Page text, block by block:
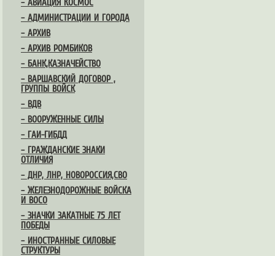
– АВИАЦИЯ КОСМОС
– АДМИНИСТРАЦИИ И ГОРОДА
– АРХИВ
– АРХИВ РОМБИКОВ
– БАНК,КАЗНАЧЕЙСТВО
– ВАРШАВСКИЙ ДОГОВОР ,
ГРУППЫ ВОЙСК
– ВДВ
– ВООРУЖЕННЫЕ СИЛЫ
– ГАИ-ГИБДД
– ГРАЖДАНСКИЕ ЗНАКИ
ОТЛИЧИЯ
– ДНР, ЛНР, НОВОРОССИЯ,СВО
– ЖЕЛЕЗНОДОРОЖНЫЕ ВОЙСКА
И ВОСО
– ЗНАЧКИ ЗАКАТНЫЕ 75 ЛЕТ
ПОБЕДЫ
– ИНОСТРАННЫЕ СИЛОВЫЕ
СТРУКТУРЫ